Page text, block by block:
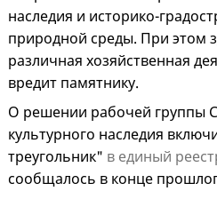
наследия и историко-
природной среды. При этом
различная хозяйственная
вредит памятнику.
О решении рабочей группы
культурного наследия
треугольник" в единый
сообщалось в конце